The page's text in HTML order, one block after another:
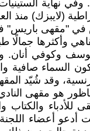
نهاية
كان يحلو لي الجلوس في "مقهى وحديقة
مراكش، الذي يعود تأسيسه
وكوفي أنان.
تكون السماء
وقد شُيّد
للأدباء والكتاب
أدعو أعضاء